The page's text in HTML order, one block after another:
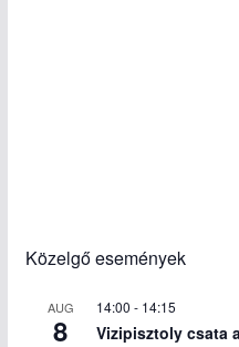
Közelgő események
AUG
8
14:00 - 14:15
Vizipisztoly csata